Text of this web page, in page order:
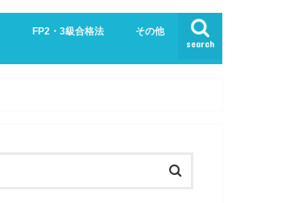
search
FP2・3級合格法 その他
生活
お問い合わせ
プライバシーポリシー・免責事項
サイトマップ